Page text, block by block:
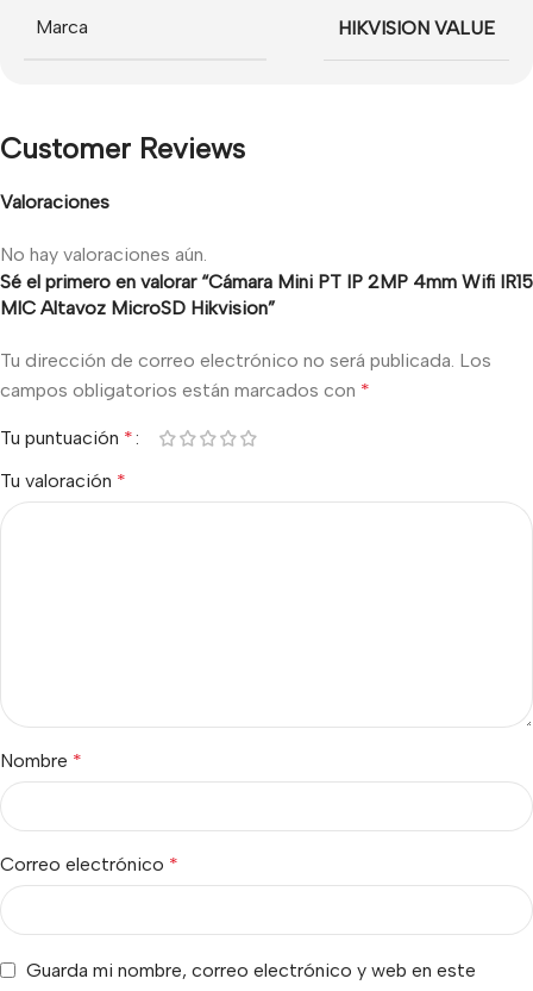
Marca HIKVISION VALUE
Customer Reviews
Valoraciones
No hay valoraciones aún.
Sé el primero en valorar “Cámara Mini PT IP 2MP 4mm Wifi IR15
MIC Altavoz MicroSD Hikvision”
Tu dirección de correo electrónico no será publicada. Los
campos obligatorios están marcados con *
Tu puntuación *
Tu valoración *
Nombre *
Correo electrónico *
Guarda mi nombre, correo electrónico y web en este